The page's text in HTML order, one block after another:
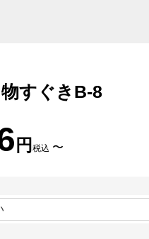
すぐきB-8
税込 〜